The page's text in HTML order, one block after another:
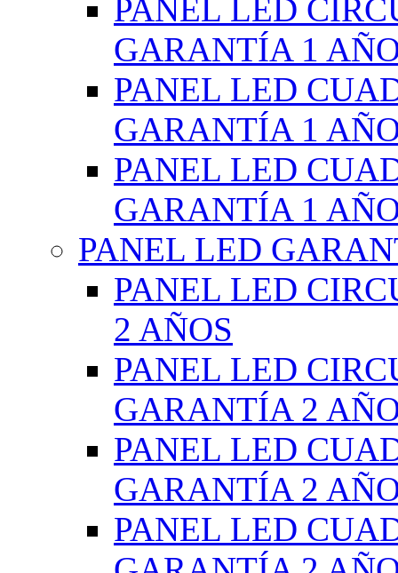
PANEL LED
GARANTÍA 1
PANEL LED
GARANTÍA 1
PANEL LED
GARANTÍA 1
PANEL LED
PANEL LED
2 AÑOS
PANEL LED
GARANTÍA 2
PANEL LED
GARANTÍA 2
PANEL LED